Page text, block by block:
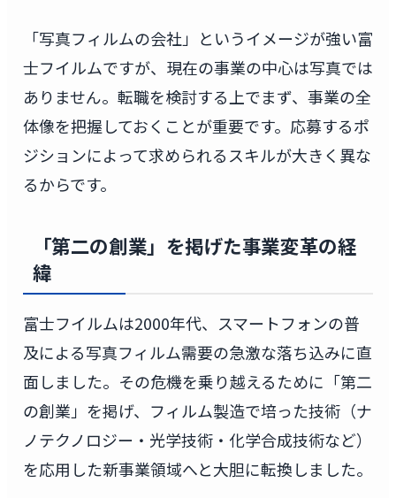
「写真フィルムの会社」というイメージが強い富
士フイルムですが、現在の事業の中心は写真では
ありません。転職を検討する上でまず、事業の全
体像を把握しておくことが重要です。応募するポ
ジションによって求められるスキルが大きく異な
るからです。
「第二の創業」を掲げた事業変革の経
緯
富士フイルムは2000年代、スマートフォンの普
及による写真フィルム需要の急激な落ち込みに直
面しました。その危機を乗り越えるために「第二
の創業」を掲げ、フィルム製造で培った技術（ナ
ノテクノロジー・光学技術・化学合成技術など）
を応用した新事業領域へと大胆に転換しました。